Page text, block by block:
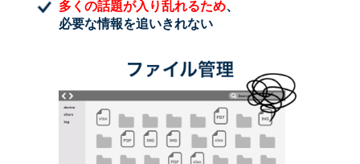
多くの話題が入り乱れるため、
必要な情報を追いきれない